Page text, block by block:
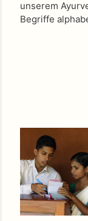
unserem
Begriffe